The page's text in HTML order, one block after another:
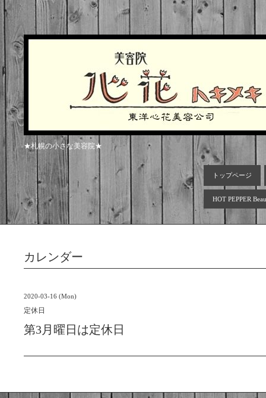
★札幌の小さな美容院★
トップページ
HOT PEPPER
カレンダー
2020-03-16 (Mon)
定休日
第3月曜日は定休日